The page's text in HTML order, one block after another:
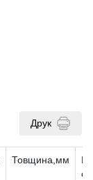
Друк
Товщина,мм